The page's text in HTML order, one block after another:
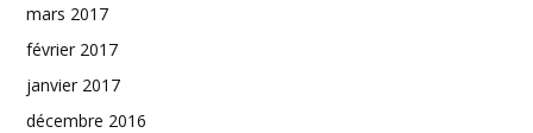
mars 2017
février 2017
janvier 2017
décembre 2016